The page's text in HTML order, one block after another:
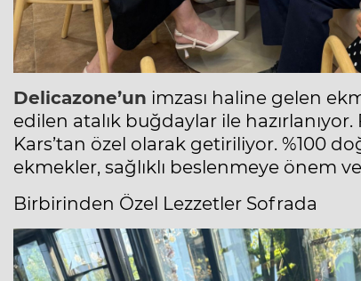
Delicazone’un imzası haline gelen
edilen atalık buğdaylar ile
Kars’tan özel olarak getiriliyor. %100
ekmekler, sağlıklı beslenmeye önem
Birbirinden Özel Lezzetler Sofrada